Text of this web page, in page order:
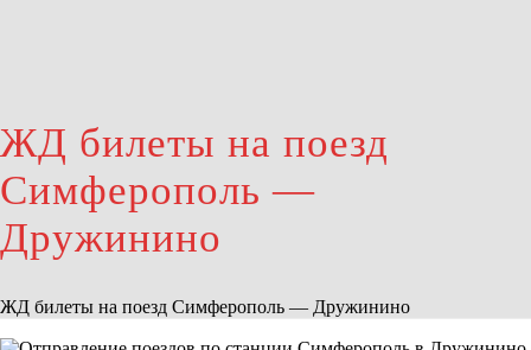
ЖД билеты на поезд
Симферополь —
Дружинино
ЖД билеты на поезд Симферополь — Дружинино